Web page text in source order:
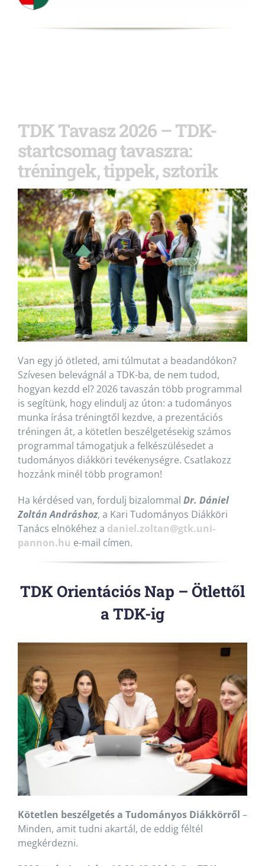
TDK Tavasz 2026 – TDK-
startcsomag tavaszra:
tréningek, tippek, sztorik
Van egy jó ötleted, ami túlmutat a beadandókon?
Szívesen belevágnál a TDK-ba, de nem tudod,
hogyan kezdd el? 2026 tavaszán több programmal
is segítünk, hogy elindulj az úton: a tudományos
munka írása tréningtől kezdve, a prezentációs
tréningen át, a kötetlen beszélgetésekig számos
programmal támogatjuk a felkészülésedet a
tudományos diákköri tevékenységre. Csatlakozz
hozzánk minél több programon!
Ha kérdésed van, fordulj bizalommal Dr. Dániel
Zoltán Andráshoz, a Kari Tudományos Diákköri
Tanács elnökéhez a daniel.zoltan@gtk.uni-
pannon.hu e-mail címen.
TDK Orientációs Nap – Ötlettől
a TDK-ig
Kötetlen beszélgetés a Tudományos Diákkörről –
Minden, amit tudni akartál, de eddig féltél
megkérdezni.